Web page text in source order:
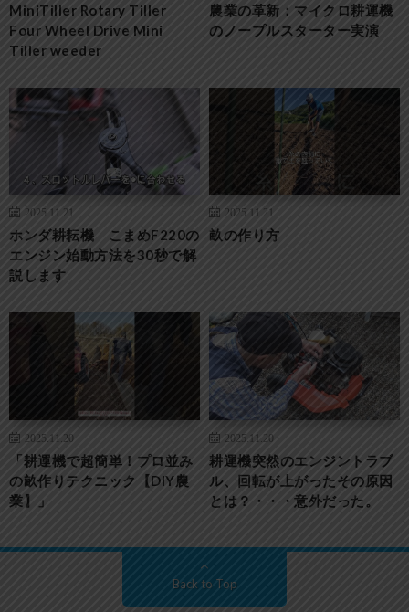
MiniTiller Rotary Tiller
Four Wheel Drive Mini
Tiller weeder
農業の革新：マイクロ耕運機
のノープルスターター実演
2025.11.21
ホンダ耕耘機 こまめF220の
エンジン始動方法を30秒で解
説します
2025.11.21
畝の作り方
2025.11.20
「耕運機で超簡単！プロ並み
の畝作りテクニック【DIY農
業】」
2025.11.20
耕運機突然のエンジントラブ
ル、回転が上がったその原因
とは？・・・意外だった。
Back to Top